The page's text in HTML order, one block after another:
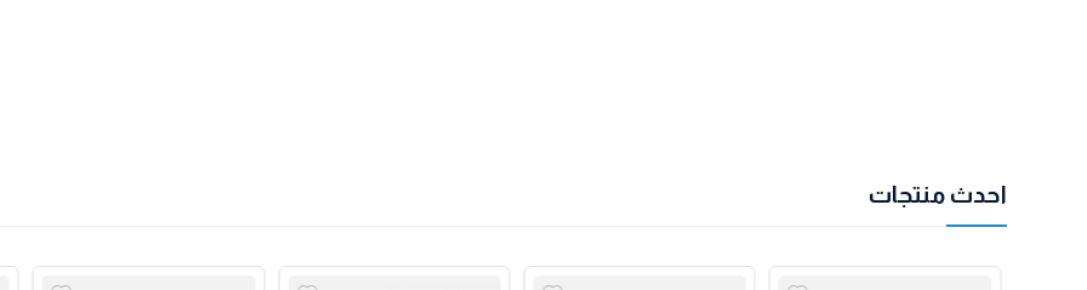
احدث منتجات